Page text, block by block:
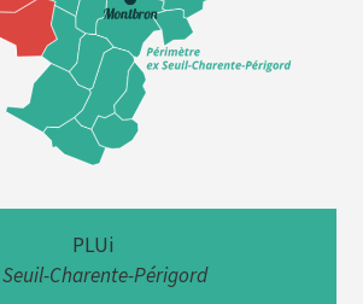
PLUi
Seuil-Charente-Périgord